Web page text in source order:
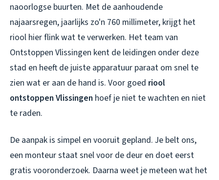
naoorlogse buurten. Met de aanhoudende
najaarsregen, jaarlijks zo'n 760 millimeter, krijgt het
riool hier flink wat te verwerken. Het team van
Ontstoppen Vlissingen kent de leidingen onder deze
stad en heeft de juiste apparatuur paraat om snel te
zien wat er aan de hand is. Voor goed riool
ontstoppen Vlissingen hoef je niet te wachten en niet
te raden.
De aanpak is simpel en vooruit gepland. Je belt ons,
een monteur staat snel voor de deur en doet eerst
gratis vooronderzoek. Daarna weet je meteen wat het